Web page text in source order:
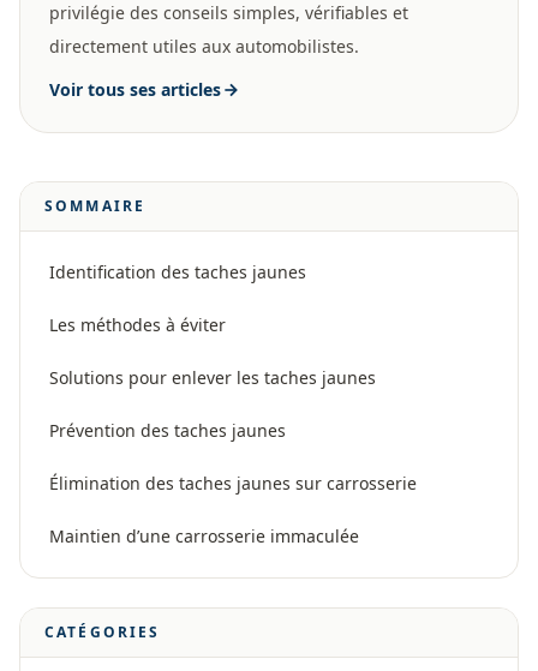
privilégie des conseils simples, vérifiables et
directement utiles aux automobilistes.
Voir tous ses articles
SOMMAIRE
Identification des taches jaunes
Les méthodes à éviter
Solutions pour enlever les taches jaunes
Prévention des taches jaunes
Élimination des taches jaunes sur carrosserie
Maintien d’une carrosserie immaculée
CATÉGORIES